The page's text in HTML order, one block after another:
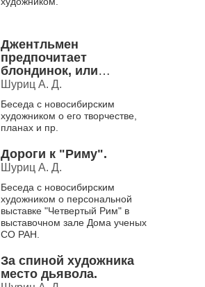
Джентльмен
предпочитает
блондинок, или
Оптимист с налетом
Шуриц А. Д.
Беседа с новосибирским
художником о его творчестве,
планах и пр.
Дороги к "Риму".
Шуриц А. Д.
Беседа с новосибирским
художником о персональной
выставке "Четвертый Рим" в
выставочном зале Дома ученых
СО РАН.
За спиной художника
место дьявола.